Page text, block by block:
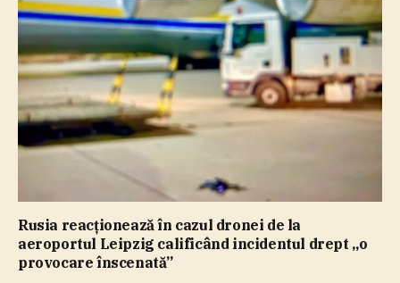
Rusia reacţionează în cazul dronei de la
aeroportul Leipzig calificând incidentul drept „o
provocare înscenată”